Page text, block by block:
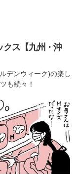
クス【九州・沖
デンウィーク)の楽し
も続々！